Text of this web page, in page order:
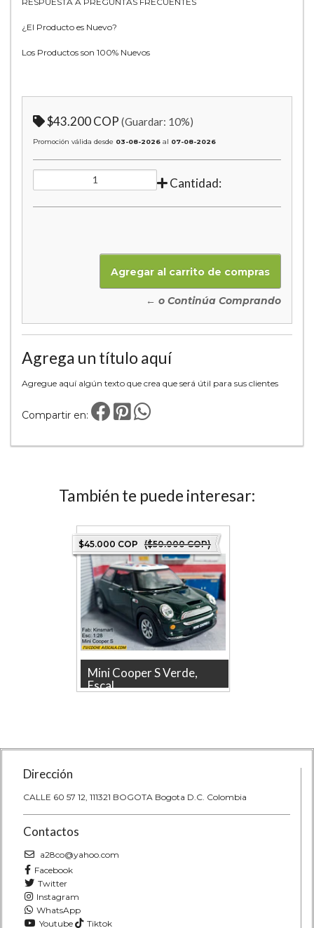
¿El Producto es Nuevo?
Los Productos son 100% Nuevos
$43.200 COP (Guardar: 10%)
Promoción válida desde 03-08-2026 al 07-08-2026
Cantidad:
← o Continúa Comprando
Agrega un título aquí
Agregue aquí algún texto que crea que será útil para sus clientes
Compartir en:
También te puede interesar:
$45.000 COP ($50.000 COP)
Mini Cooper S Verde,
Escal...
Dirección
CALLE 60 57 12, 111321 BOGOTA Bogota D.C. Colombia
Contactos
a28co@yahoo.com
Facebook
Twitter
Instagram
WhatsApp
Youtube
Tiktok